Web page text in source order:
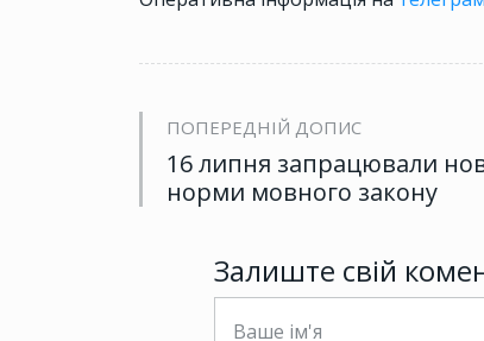
ПОПЕРЕДНІЙ ДОПИС
16 липня запрацювали
норми мовного закону
Залиште свій